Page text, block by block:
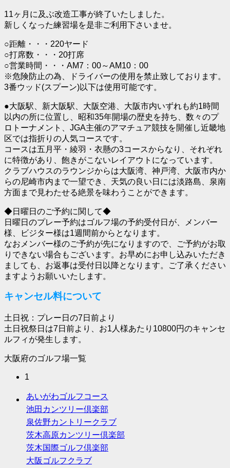
11ヶ月に及ぶ改造工事が終了いたしました。
新しくなった練習場を是非ご利用下さいませ。
○距離・・・220ヤード
○打席数・・・20打席
○営業時間・・・AM7：00～AM10：00
※危険防止の為、ドライバーの使用を禁止致しております。
3番ウッド(スプーン)以下は使用可能です。
●大阪駅、新大阪駅、大阪空港、大阪市内いずれも約1時間
以内の所に位置し、昭和35年開場の歴史を持ち、数々のプ
ロトーナメント、JGA主催のアマチュア競技を開催し近畿地
区では指折りの人気コースです。
コースは五月平・綾羽・衣懸の3コースからなり、それぞれ
に特徴があり、飽きがこないレイアウトになっています。
クラブハウスのラウンジからは大阪湾、神戸湾、大阪市内か
らの尼崎市内まで一望でき、天気の良い日には淡路島、泉南
方面まで見わたせる絶景を味わうことができます。
◆日曜日のご予約に関して◆
日曜日のプレー予約はゴルフ場の予約受付日が、メンバー
様、ビジター様は1週間前からとなります。
なおメンバー様のご予約が先になりますので、ご予約がお取
りできない場合もございます。お早めにお申し込みいただき
ましても、お返事は受付日以降となります。ご了承ください
ますようお願いいたします。
キャンセル料について
土日祝：プレー日の7日前より
土日祝祭日は7日前より、お1人様あたり10800円のキャンセ
ルフィが発生します。
大阪府のゴルフ場一覧
1
あいがわゴルフコース
池田カンツリー倶楽部
泉佐野カントリークラブ
茨木高原カンツリー倶楽部
茨木国際ゴルフ倶楽部
大阪ゴルフクラブ